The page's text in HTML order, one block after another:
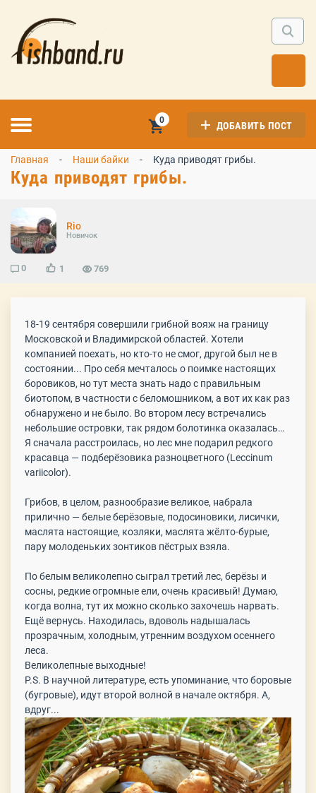
0 ДОБАВИТЬ ПОСТ
Главная Наши байки Куда приводят грибы.
Куда приводят грибы.
Rio
Новичок
0 1 769
18-19 сентября совершили грибной вояж на границу
Московской и Владимирской областей. Хотели
компанией поехать, но кто-то не смог, другой был не в
состоянии... Про себя мечталось о поимке настоящих
боровиков, но тут места знать надо с правильным
биотопом, в частности с беломошником, а вот их как раз
обнаружено и не было. Во втором лесу встречались
небольшие островки, так рядом болотинка оказалась…
Я сначала расстроилась, но лес мне подарил редкого
красавца — подберёзовика разноцветного (Leccinum
variicolor).
Грибов, в целом, разнообразие великое, набрала
прилично — белые берёзовые, подосиновики, лисички,
маслята настоящие, козляки, маслята жёлто-бурые,
пару молоденьких зонтиков пёстрых взяла.
По белым великолепно сыграл третий лес, берёзы и
сосны, редкие огромные ели, очень красивый! Думаю,
когда волна, тут их можно сколько захочешь нарвать.
Ещё вернусь. Находилась, вдоволь надышалась
прозрачным, холодным, утренним воздухом осеннего
леса.
Великолепные выходные!
P.S. В научной литературе, есть упоминание, что боровые
(бугровые), идут второй волной в начале октября. А,
вдруг...